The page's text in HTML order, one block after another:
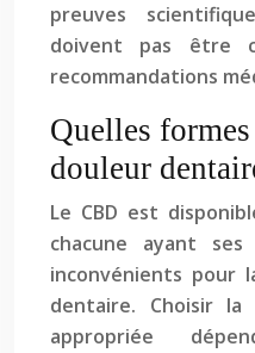
preuves
doivent pas être
recommandations
Quelles
douleur
Le CBD est
chacune ayant
inconvénients pour
dentaire. Choisir
appropriée